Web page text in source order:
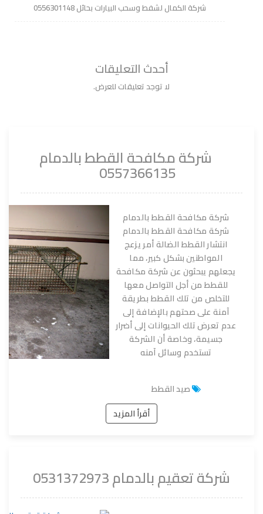
شركة الكمال لشفط وسحب البيارات بحائل 0556301148
أحدث التعليقات
لا توجد تعليقات للعرض.
شركة مكافحة القطط بالدمام
0557366135
شركة مكافحة القطط بالدمام
شركة مكافحة القطط بالدمام
انتشار القطط الضالة أمر يزعج
المواطنين بشكل كبير، مما
يجعلهم يبحثون عن شركة مكافحة
للقطط من أجل التواصل معها
للتخلص من تلك القطط بطريقة
آمنة على صحتهم بالإضافة إلى
عدم تعرض تلك الحيوانات إلى أضرار
جسيمة، وخاصة أن الشركة
تستخدم وسائل آمنه
صيد القطط
أقرأ المزيد
شركة تعقيم بالدمام 0531372973